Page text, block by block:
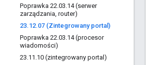
Poprawka 22.03.14 (serwer
zarządzania, router)
23.12.07 (Zintegrowany portal)
Poprawka 22.03.14 (procesor
wiadomości)
23.11 .10 (zintegrowany portal)